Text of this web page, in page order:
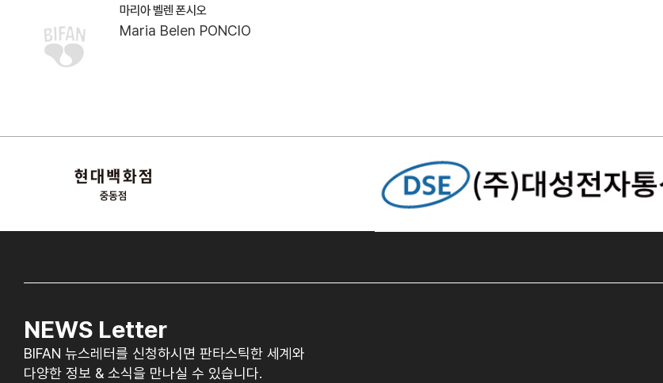
마리아 벨렌 폰시오
Maria Belen PONCIO
NEWS Letter
BIFAN 뉴스레터를 신청하시면 판타스틱한 세계와
다양한 정보 & 소식을 만나실 수 있습니다.